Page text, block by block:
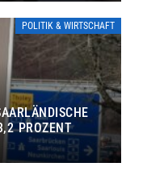
POLITIK & WIRTSCHAFT
PROZENT